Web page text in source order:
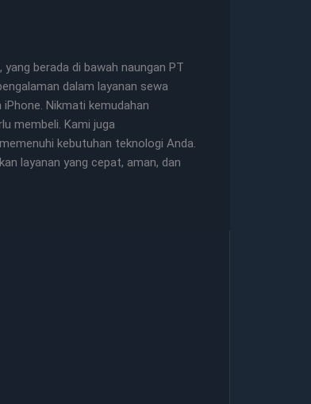
berada di bawah naungan PT
dalam layanan sewa
Nikmati kemudahan
membeli. Kami juga
kebutuhan teknologi Anda.
layanan yang cepat, aman, dan